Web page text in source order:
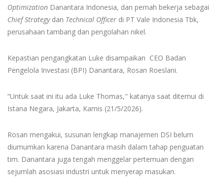
Optimization Danantara Indonesia, dan pernah bekerja sebagai
Chief Strategydan Technical Officer di PT Vale Indonesia Tbk,
perusahaan tambang dan pengolahan nikel.
Kepastian pengangkatan Luke disampaikan CEO Badan
Pengelola Investasi (BPI) Danantara, Rosan Roeslani.
“Untuk saat ini itu ada Luke Thomas," katanya saat ditemui di
Istana Negara, Jakarta, Kamis (21/5/2026).
Rosan mengakui, susunan lengkap manajemen DSI belum
diumumkan karena Danantara masih dalam tahap penguatan
tim. Danantara juga tengah menggelar pertemuan dengan
sejumlah asosiasi industri untuk menyerap masukan.